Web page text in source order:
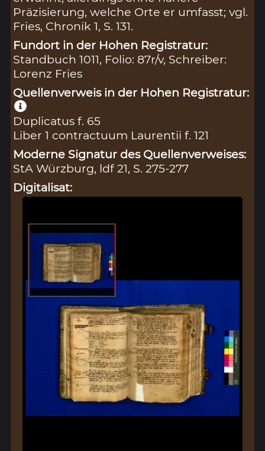
Präzisierung, welche Orte er umfasst; vgl.
Fries, Chronik 1, S. 131.
Fundort in der Hohen Registratur:
Standbuch 1011, Folio: 87r/v, Schreiber:
Lorenz Fries
Quellenverweis in der Hohen Registratur:
Duplicatus f. 65
Liber 1 contractuum Laurentii f. 121
Moderne Signatur des Quellenverweises:
StA Würzburg, ldf 21, S. 275-277
Digitalisat: